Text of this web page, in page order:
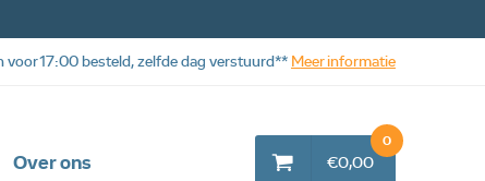
Over ons €0,00
0
voor 17:00 besteld, zelfde dag verstuurd** Meer informatie